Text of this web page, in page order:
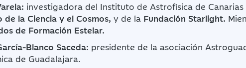
investigadora del Instituto de Astrofísica de Canarias
de la Ciencia y el Cosmos, y de la Fundación Starlight.
de Formación Estelar.
Blanco Saceda: presidente de la asociación
de Guadalajara.